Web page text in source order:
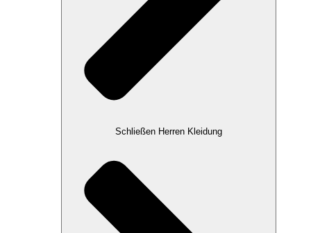
Schließen Herren Kleidung